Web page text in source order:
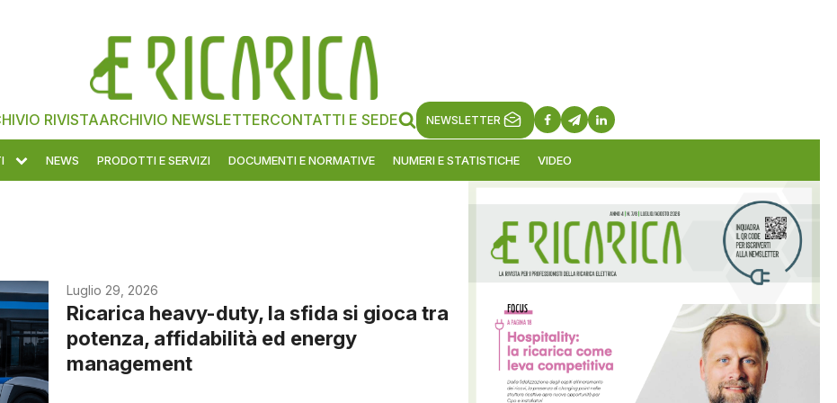
RIVISTAARCHIVIO NEWSLETTERCONTATTI E SEDE NEWSLETTER
NEWS PRODOTTI E SERVIZI DOCUMENTI E NORMATIVE NUMERI E STATISTICHE VIDEO
Luglio 29, 2026
Ricarica heavy-duty, la sfida si gioca tra
potenza, affidabilità ed energy
management